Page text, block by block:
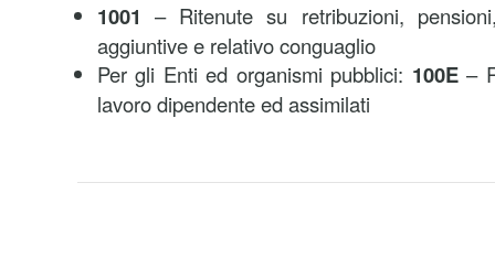
1001– Ritenute su retribuzioni,
aggiuntive e relativo conguaglio
Per gli Enti ed organismi pubblici: 100E–
lavoro dipendente ed assimilati